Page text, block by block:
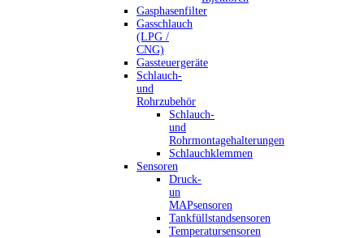
Gasphasenfilter
Gasschlauch
(LPG /
CNG)
Gassteuergeräte
Schlauch-
und
Rohrzubehör
Schlauch-
und
Rohrmontagehalterungen
Schlauchklemmen
Sensoren
Druck-
un
MAPsensoren
Tankfüllstandsensoren
Temperatursensoren